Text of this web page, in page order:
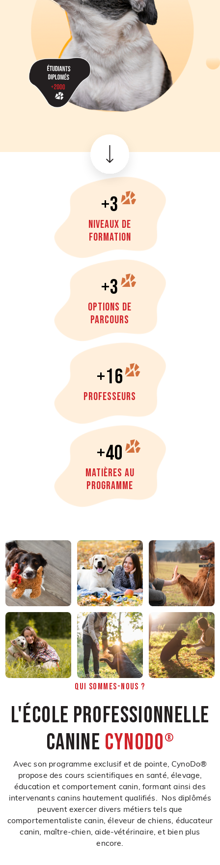
+3
Niveaux de
formation
+3
Options de
parcours
+16
Professeurs
+40
Matières au
programme
QUI SOMMES-NOUS ?
L'École professionnelle
canine CynoDo®
Avec son programme exclusif et de pointe, CynoDo®
propose des cours scientifiques en santé, élevage,
éducation et comportement canin, formant ainsi des
intervenants canins hautement qualifiés. Nos diplômés
peuvent exercer divers métiers tels que
comportementaliste canin, éleveur de chiens, éducateur
canin, maître-chien, aide-vétérinaire, et bien plus
encore.